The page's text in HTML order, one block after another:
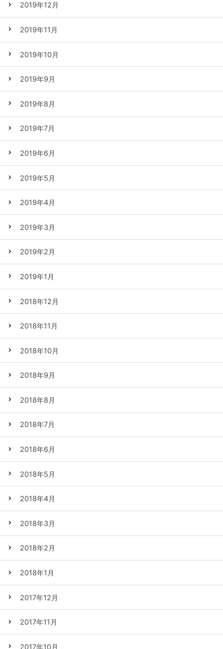
2019年12月
2019年11月
2019年10月
2019年9月
2019年8月
2019年7月
2019年6月
2019年5月
2019年4月
2019年3月
2019年2月
2019年1月
2018年12月
2018年11月
2018年10月
2018年9月
2018年8月
2018年7月
2018年6月
2018年5月
2018年4月
2018年3月
2018年2月
2018年1月
2017年12月
2017年11月
2017年10月